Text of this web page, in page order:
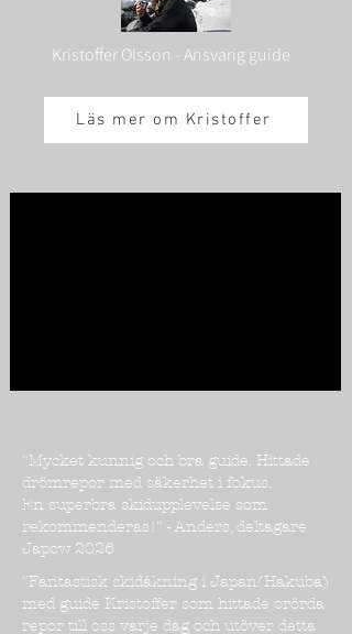
Kristoffer Olsson - Ansvarig guide
Läs mer om Kristoffer
"Mycket kunnig och bra guide. Hittade
drömrepor med säkerhet i fokus.
En superbra skidupplevelse som
rekommenderas!" - Anders, deltagare
Japow 2026
"Fantastisk skidåkning i Japan(Hakuba)
med guide Kristoffer som hittade orörda
repor till oss varje dag och utöver detta